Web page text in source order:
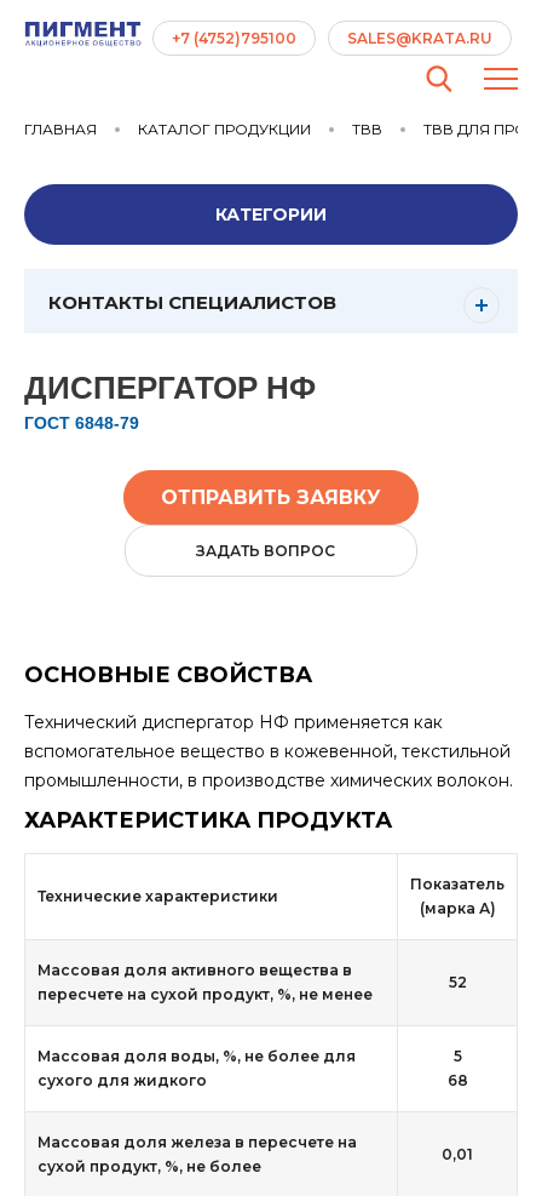
+7 (4752)795100 SALES@KRATA.RU
ГЛАВНАЯ КАТАЛОГ ПРОДУКЦИИ ТВВ ТВВ ДЛЯ
КАТЕГОРИИ
КОНТАКТЫ СПЕЦИАЛИСТОВ
ДИСПЕРГАТОР НФ
ГОСТ 6848-79
ОТПРАВИТЬ ЗАЯВКУ
ЗАДАТЬ ВОПРОС
ОСНОВНЫЕ СВОЙСТВА
Технический диспергатор НФ применяется как
вспомогательное вещество в кожевенной, текстильной
промышленности, в производстве химических волокон.
ХАРАКТЕРИСТИКА ПРОДУКТА
Технические характеристики
Показатель
(марка А)
Массовая доля активного вещества в
пересчете на сухой продукт, %, не менее
52
Массовая доля воды, %, не более для
сухого для жидкого
5
68
Массовая доля железа в пересчете на
сухой продукт, %, не более
0,01